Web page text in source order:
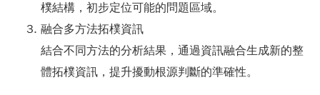
樸結構，初步定位可能的問題區域。
融合多方法拓樸資訊
結合不同方法的分析結果，通過資訊融合生成新的整
體拓樸資訊，提升擾動根源判斷的準確性。